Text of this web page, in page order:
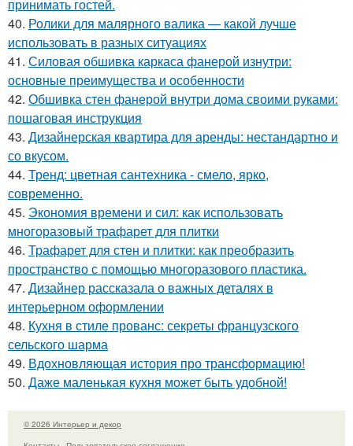
принимать гостей.
40. Ролики для малярного валика — какой лучше
использовать в разных ситуациях
41. Силовая обшивка каркаса фанерой изнутри:
основные преимущества и особенности
42. Обшивка стен фанерой внутри дома своими руками:
пошаговая инструкция
43. Дизайнерская квартира для аренды: нестандартно и
со вкусом.
44. Тренд: цветная сантехника - смело, ярко,
современно.
45. Экономия времени и сил: как использовать
многоразовый трафарет для плитки
46. Трафарет для стен и плитки: как преобразить
пространство с помощью многоразового пластика.
47. Дизайнер рассказала о важных деталях в
интерьерном оформлении
48. Кухня в стиле прованс: секреты французского
сельского шарма
49. Вдохновляющая история про трансформацию!
50. Даже маленькая кухня может быть удобной!
© 2026 Интерьер и декор